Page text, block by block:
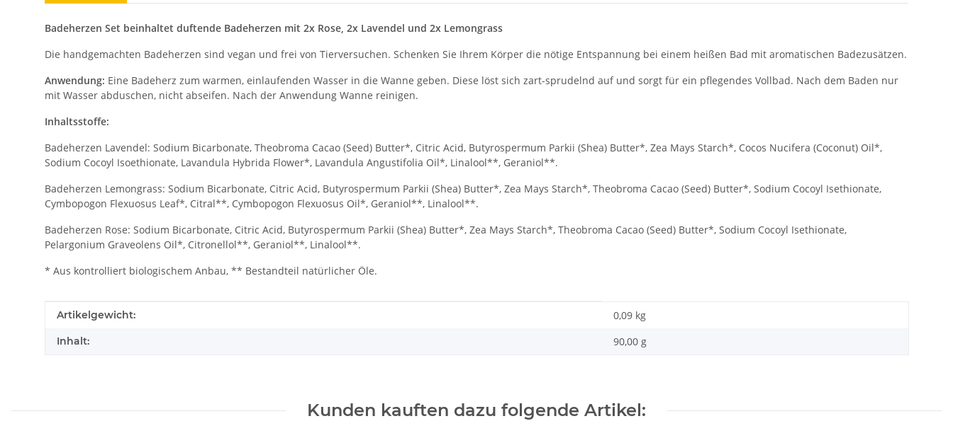
Badeherzen Set beinhaltet duftende Badeherzen mit 2x Rose, 2x Lavendel und 2x Lemongrass
Die handgemachten Badeherzen sind vegan und frei von Tierversuchen. Schenken Sie Ihrem Körper die nötige Entspannung bei einem heißen Bad mit aromatischen Badezusätzen.
Anwendung: Eine Badeherz zum warmen, einlaufenden Wasser in die Wanne geben. Diese löst sich zart-sprudelnd auf und sorgt für ein pflegendes Vollbad. Nach dem Baden nur
mit Wasser abduschen, nicht abseifen. Nach der Anwendung Wanne reinigen.
Inhaltsstoffe:
Badeherzen Lavendel: Sodium Bicarbonate, Theobroma Cacao (Seed) Butter*, Citric Acid, Butyrospermum Parkii (Shea) Butter*, Zea Mays Starch*, Cocos Nucifera (Coconut) Oil*,
Sodium Cocoyl Isoethionate, Lavandula Hybrida Flower*, Lavandula Angustifolia Oil*, Linalool**, Geraniol**.
Badeherzen Lemongrass: Sodium Bicarbonate, Citric Acid, Butyrospermum Parkii (Shea) Butter*, Zea Mays Starch*, Theobroma Cacao (Seed) Butter*, Sodium Cocoyl Isethionate,
Cymbopogon Flexuosus Leaf*, Citral**, Cymbopogon Flexuosus Oil*, Geraniol**, Linalool**.
Badeherzen Rose: Sodium Bicarbonate, Citric Acid, Butyrospermum Parkii (Shea) Butter*, Zea Mays Starch*, Theobroma Cacao (Seed) Butter*, Sodium Cocoyl Isethionate,
Pelargonium Graveolens Oil*, Citronellol**, Geraniol**, Linalool**.
* Aus kontrolliert biologischem Anbau, ** Bestandteil natürlicher Öle.
Produkteigenschaft
Wert
Artikelgewicht: 0,09 kg
Inhalt: 90,00 g
Kunden kauften dazu folgende Artikel: